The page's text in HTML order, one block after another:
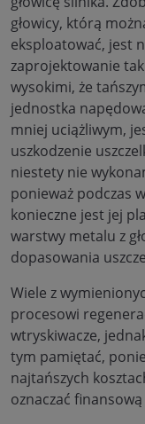
głowicy, którą
eksploatować, jest
zaprojektowanie
wysokimi, że
jednostka
mniej uciążliwym,
uszkodzenie
niestety nie
ponieważ podczas
konieczne jest jej
warstwy metalu z
dopasowania
Wiele z
procesowi
wtryskiwacze,
tym pamiętać,
najtańszych
oznaczać